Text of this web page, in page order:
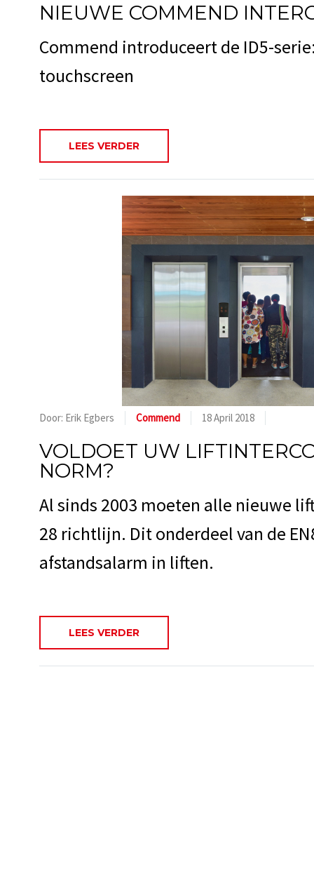
NIEUWE COMMEND
Commend introduceert de ID5-
touchscreen
LEES VERDER
Door: Erik Egbers Commend 18 April 2018
VOLDOET UW
NORM?
Al sinds 2003 moeten alle nieuwe
28 richtlijn. Dit onderdeel van de
afstandsalarm in liften.
LEES VERDER